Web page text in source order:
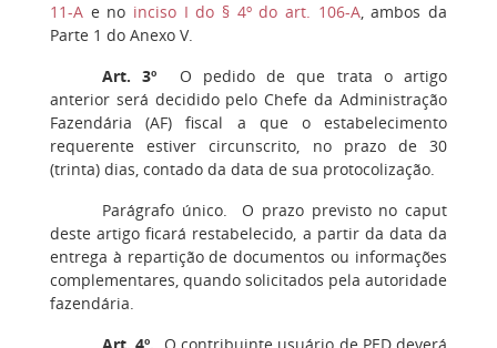
11-A e no inciso I do § 4º do art. 106-A, ambos da
Parte 1 do Anexo V.
Art. 3º O pedido de que trata o artigo
anterior será decidido pelo Chefe da Administração
Fazendária (AF) fiscal a que o estabelecimento
requerente estiver circunscrito, no prazo de 30
(trinta) dias, contado da data de sua protocolização.
Parágrafo único. O prazo previsto no caput
deste artigo ficará restabelecido, a partir da data da
entrega à repartição de documentos ou informações
complementares, quando solicitados pela autoridade
fazendária.